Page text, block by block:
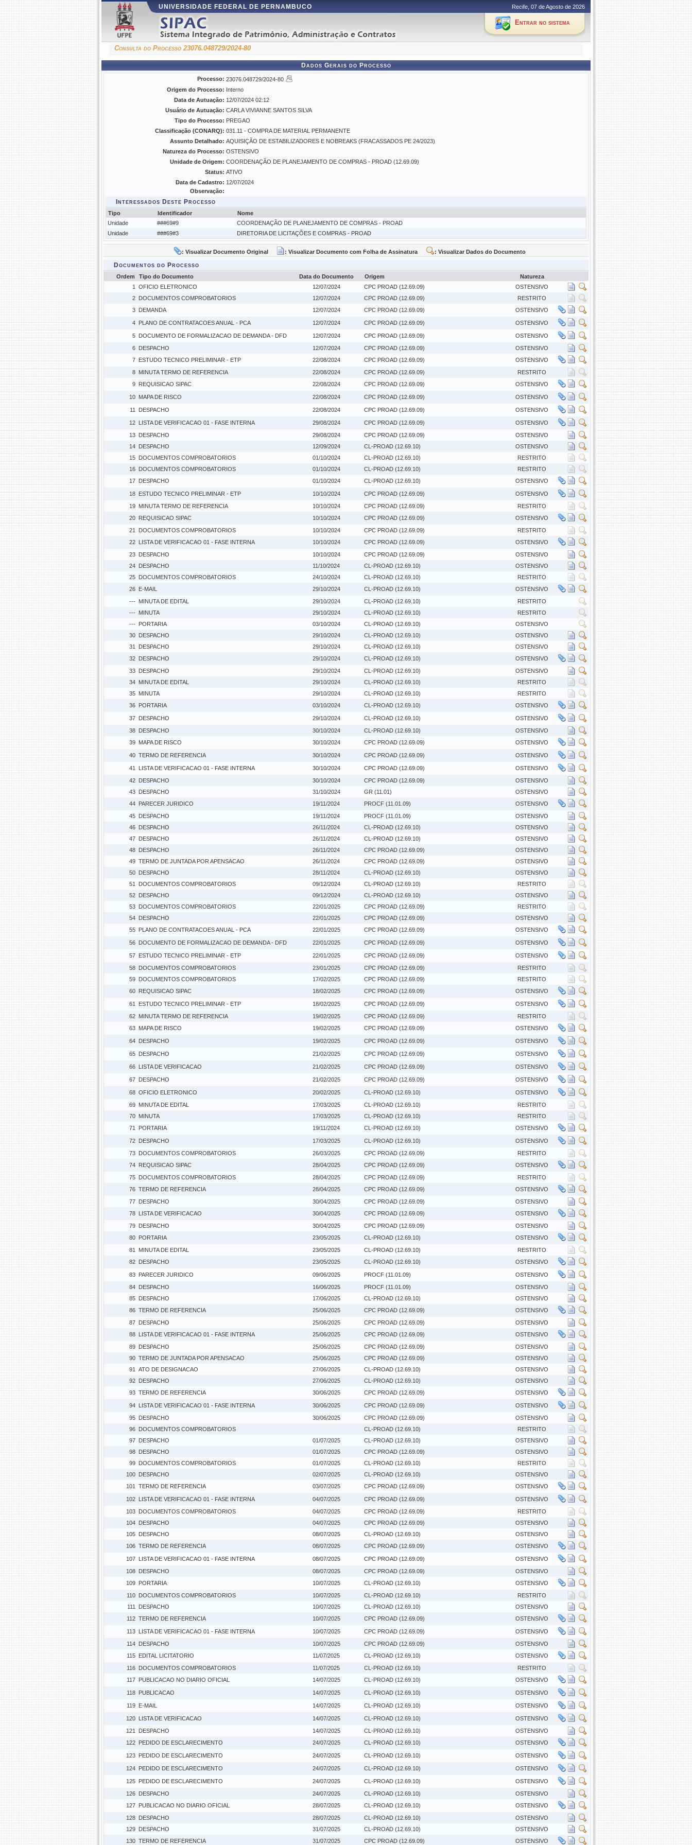
UNIVERSIDADE FEDERAL DE PERNAMBUCO Recife, 07 de Agosto de 2026
Entrar no sistema
Consulta do Processo 23076.048729/2024-80
Dados Gerais do Processo
Processo: 23076.048729/2024-80
Origem do Processo: Interno
Data de Autuação: 12/07/2024 02:12
Usuário de Autuação: CARLA VIVIANNE SANTOS SILVA
Tipo do Processo: PREGAO
Classificação (CONARQ): 031.11 - COMPRA DE MATERIAL PERMANENTE
Assunto Detalhado: AQUISIÇÃO DE ESTABILIZADORES E NOBREAKS (FRACASSADOS PE 24/2023)
Natureza do Processo: OSTENSIVO
Unidade de Origem: COORDENAÇÃO DE PLANEJAMENTO DE COMPRAS - PROAD (12.69.09)
Status: ATIVO
Data de Cadastro: 12/07/2024
Observação:
Interessados Deste Processo
Tipo Identificador
Nome
Unidade
###69#9
COORDENAÇÃO DE PLANEJAMENTO DE COMPRAS - PROAD
Unidade
###69#3 DIRETORIA DE LICITAÇÕES E COMPRAS - PROAD
: Visualizar Documento Original : Visualizar Documento com Folha de Assinatura : Visualizar Dados do Documento
Documentos do Processo
Ordem Tipo do Documento Data do Documento Origem
Natureza
1
OFICIO ELETRONICO 12/07/2024 CPC PROAD (12.69.09)
OSTENSIVO
2 DOCUMENTOS COMPROBATORIOS 12/07/2024 CPC PROAD (12.69.09)
RESTRITO
3 DEMANDA 12/07/2024 CPC PROAD (12.69.09) OSTENSIVO
4 PLANO DE CONTRATACOES ANUAL - PCA 12/07/2024 CPC PROAD (12.69.09) OSTENSIVO
5 DOCUMENTO DE FORMALIZACAO DE DEMANDA - DFD 12/07/2024 CPC PROAD (12.69.09)
OSTENSIVO
6 DESPACHO 12/07/2024 CPC PROAD (12.69.09)
OSTENSIVO
7 ESTUDO TECNICO PRELIMINAR - ETP 22/08/2024 CPC PROAD (12.69.09)
OSTENSIVO
8 MINUTA TERMO DE REFERENCIA 22/08/2024 CPC PROAD (12.69.09)
RESTRITO
9 REQUISICAO SIPAC 22/08/2024 CPC PROAD (12.69.09) OSTENSIVO
10 MAPA DE RISCO 22/08/2024 CPC PROAD (12.69.09) OSTENSIVO
11 DESPACHO 22/08/2024 CPC PROAD (12.69.09) OSTENSIVO
12 LISTA DE VERIFICACAO 01 - FASE INTERNA 29/08/2024 CPC PROAD (12.69.09)
OSTENSIVO
13 DESPACHO 29/08/2024 CPC PROAD (12.69.09)
OSTENSIVO
14 DESPACHO 12/09/2024 CL-PROAD (12.69.10)
OSTENSIVO
15 DOCUMENTOS COMPROBATORIOS 01/10/2024 CL-PROAD (12.69.10)
RESTRITO
16 DOCUMENTOS COMPROBATORIOS 01/10/2024 CL-PROAD (12.69.10)
RESTRITO
17 DESPACHO 01/10/2024 CL-PROAD (12.69.10) OSTENSIVO
18 ESTUDO TECNICO PRELIMINAR - ETP 10/10/2024 CPC PROAD (12.69.09)
OSTENSIVO
19 MINUTA TERMO DE REFERENCIA 10/10/2024 CPC PROAD (12.69.09)
RESTRITO
20 REQUISICAO SIPAC 10/10/2024 CPC PROAD (12.69.09)
OSTENSIVO
21
DOCUMENTOS COMPROBATORIOS 10/10/2024 CPC PROAD (12.69.09)
RESTRITO
22 LISTA DE VERIFICACAO 01 - FASE INTERNA 10/10/2024 CPC PROAD (12.69.09)
OSTENSIVO
23 DESPACHO 10/10/2024 CPC PROAD (12.69.09)
OSTENSIVO
24 DESPACHO 11/10/2024 CL-PROAD (12.69.10)
OSTENSIVO
25 DOCUMENTOS COMPROBATORIOS 24/10/2024 CL-PROAD (12.69.10)
RESTRITO
26 E-MAIL 29/10/2024 CL-PROAD (12.69.10)
OSTENSIVO
--- MINUTA DE EDITAL 29/10/2024 CL-PROAD (12.69.10)
RESTRITO
--- MINUTA 29/10/2024 CL-PROAD (12.69.10)
RESTRITO
--- PORTARIA 03/10/2024 CL-PROAD (12.69.10)
OSTENSIVO
30 DESPACHO 29/10/2024 CL-PROAD (12.69.10)
OSTENSIVO
31
DESPACHO 29/10/2024 CL-PROAD (12.69.10)
OSTENSIVO
32 DESPACHO 29/10/2024 CL-PROAD (12.69.10)
OSTENSIVO
33 DESPACHO 29/10/2024 CL-PROAD (12.69.10)
OSTENSIVO
34 MINUTA DE EDITAL 29/10/2024 CL-PROAD (12.69.10)
RESTRITO
35 MINUTA 29/10/2024 CL-PROAD (12.69.10)
RESTRITO
36 PORTARIA 03/10/2024 CL-PROAD (12.69.10) OSTENSIVO
37 DESPACHO 29/10/2024 CL-PROAD (12.69.10)
OSTENSIVO
38 DESPACHO 30/10/2024 CL-PROAD (12.69.10)
OSTENSIVO
39 MAPA DE RISCO 30/10/2024 CPC PROAD (12.69.09) OSTENSIVO
40 TERMO DE REFERENCIA 30/10/2024 CPC PROAD (12.69.09) OSTENSIVO
41 LISTA DE VERIFICACAO 01 - FASE INTERNA 30/10/2024 CPC PROAD (12.69.09)
OSTENSIVO
42 DESPACHO 30/10/2024 CPC PROAD (12.69.09)
OSTENSIVO
43 DESPACHO 31/10/2024 GR (11.01)
OSTENSIVO
44 PARECER JURIDICO 19/11/2024 PROCF (11.01.09)
OSTENSIVO
45 DESPACHO 19/11/2024 PROCF (11.01.09)
OSTENSIVO
46 DESPACHO 26/11/2024 CL-PROAD (12.69.10)
OSTENSIVO
47 DESPACHO 26/11/2024 CL-PROAD (12.69.10)
OSTENSIVO
48 DESPACHO 26/11/2024 CPC PROAD (12.69.09)
OSTENSIVO
49 TERMO DE JUNTADA POR APENSACAO 26/11/2024 CPC PROAD (12.69.09)
OSTENSIVO
50 DESPACHO 28/11/2024 CL-PROAD (12.69.10)
OSTENSIVO
51
DOCUMENTOS COMPROBATORIOS 09/12/2024 CL-PROAD (12.69.10)
RESTRITO
52 DESPACHO 09/12/2024 CL-PROAD (12.69.10)
OSTENSIVO
53 DOCUMENTOS COMPROBATORIOS 22/01/2025 CPC PROAD (12.69.09)
RESTRITO
54 DESPACHO 22/01/2025 CPC PROAD (12.69.09)
OSTENSIVO
55 PLANO DE CONTRATACOES ANUAL - PCA 22/01/2025 CPC PROAD (12.69.09) OSTENSIVO
56 DOCUMENTO DE FORMALIZACAO DE DEMANDA - DFD 22/01/2025 CPC PROAD (12.69.09) OSTENSIVO
57 ESTUDO TECNICO PRELIMINAR - ETP 22/01/2025 CPC PROAD (12.69.09)
OSTENSIVO
58 DOCUMENTOS COMPROBATORIOS 23/01/2025 CPC PROAD (12.69.09)
RESTRITO
59 DOCUMENTOS COMPROBATORIOS 17/02/2025 CPC PROAD (12.69.09)
RESTRITO
60 REQUISICAO SIPAC 18/02/2025 CPC PROAD (12.69.09) OSTENSIVO
61 ESTUDO TECNICO PRELIMINAR - ETP 18/02/2025 CPC PROAD (12.69.09)
OSTENSIVO
62 MINUTA TERMO DE REFERENCIA 19/02/2025 CPC PROAD (12.69.09)
RESTRITO
63 MAPA DE RISCO 19/02/2025 CPC PROAD (12.69.09) OSTENSIVO
64 DESPACHO 19/02/2025 CPC PROAD (12.69.09) OSTENSIVO
65 DESPACHO 21/02/2025 CPC PROAD (12.69.09) OSTENSIVO
66 LISTA DE VERIFICACAO 21/02/2025 CPC PROAD (12.69.09) OSTENSIVO
67 DESPACHO 21/02/2025 CPC PROAD (12.69.09) OSTENSIVO
68 OFICIO ELETRONICO 20/02/2025 CL-PROAD (12.69.10)
OSTENSIVO
69 MINUTA DE EDITAL 17/03/2025 CL-PROAD (12.69.10)
RESTRITO
70 MINUTA 17/03/2025 CL-PROAD (12.69.10)
RESTRITO
71
PORTARIA 19/11/2024 CL-PROAD (12.69.10) OSTENSIVO
72 DESPACHO 17/03/2025 CL-PROAD (12.69.10)
OSTENSIVO
73 DOCUMENTOS COMPROBATORIOS 26/03/2025 CPC PROAD (12.69.09)
RESTRITO
74 REQUISICAO SIPAC 28/04/2025 CPC PROAD (12.69.09)
OSTENSIVO
75 DOCUMENTOS COMPROBATORIOS 28/04/2025 CPC PROAD (12.69.09)
RESTRITO
76 TERMO DE REFERENCIA 28/04/2025 CPC PROAD (12.69.09)
OSTENSIVO
77 DESPACHO 30/04/2025 CPC PROAD (12.69.09)
OSTENSIVO
78 LISTA DE VERIFICACAO 30/04/2025 CPC PROAD (12.69.09)
OSTENSIVO
79 DESPACHO 30/04/2025 CPC PROAD (12.69.09)
OSTENSIVO
80 PORTARIA 23/05/2025 CL-PROAD (12.69.10)
OSTENSIVO
81
MINUTA DE EDITAL 23/05/2025 CL-PROAD (12.69.10)
RESTRITO
82 DESPACHO 23/05/2025 CL-PROAD (12.69.10) OSTENSIVO
83 PARECER JURIDICO 09/06/2025 PROCF (11.01.09)
OSTENSIVO
84 DESPACHO 16/06/2025 PROCF (11.01.09)
OSTENSIVO
85 DESPACHO 17/06/2025 CL-PROAD (12.69.10)
OSTENSIVO
86 TERMO DE REFERENCIA 25/06/2025 CPC PROAD (12.69.09)
OSTENSIVO
87 DESPACHO 25/06/2025 CPC PROAD (12.69.09)
OSTENSIVO
88 LISTA DE VERIFICACAO 01 - FASE INTERNA 25/06/2025 CPC PROAD (12.69.09)
OSTENSIVO
89 DESPACHO 25/06/2025 CPC PROAD (12.69.09)
OSTENSIVO
90 TERMO DE JUNTADA POR APENSACAO 25/06/2025 CPC PROAD (12.69.09)
OSTENSIVO
91
ATO DE DESIGNACAO 27/06/2025 CL-PROAD (12.69.10)
OSTENSIVO
92 DESPACHO 27/06/2025 CL-PROAD (12.69.10)
OSTENSIVO
93 TERMO DE REFERENCIA 30/06/2025 CPC PROAD (12.69.09) OSTENSIVO
94 LISTA DE VERIFICACAO 01 - FASE INTERNA 30/06/2025 CPC PROAD (12.69.09)
OSTENSIVO
95 DESPACHO 30/06/2025 CPC PROAD (12.69.09)
OSTENSIVO
96 DOCUMENTOS COMPROBATORIOS CL-PROAD (12.69.10)
RESTRITO
97 DESPACHO 01/07/2025 CL-PROAD (12.69.10)
OSTENSIVO
98 DESPACHO 01/07/2025 CPC PROAD (12.69.09)
OSTENSIVO
99 DOCUMENTOS COMPROBATORIOS 01/07/2025 CL-PROAD (12.69.10)
RESTRITO
100 DESPACHO 02/07/2025 CL-PROAD (12.69.10)
OSTENSIVO
101
TERMO DE REFERENCIA 03/07/2025 CPC PROAD (12.69.09) OSTENSIVO
102 LISTA DE VERIFICACAO 01 - FASE INTERNA 04/07/2025 CPC PROAD (12.69.09)
OSTENSIVO
103 DOCUMENTOS COMPROBATORIOS 04/07/2025 CPC PROAD (12.69.09)
RESTRITO
104 DESPACHO 04/07/2025 CPC PROAD (12.69.09)
OSTENSIVO
105 DESPACHO 08/07/2025 CL-PROAD (12.69.10)
OSTENSIVO
106 TERMO DE REFERENCIA 08/07/2025 CPC PROAD (12.69.09) OSTENSIVO
107 LISTA DE VERIFICACAO 01 - FASE INTERNA 08/07/2025 CPC PROAD (12.69.09)
OSTENSIVO
108 DESPACHO 08/07/2025 CPC PROAD (12.69.09)
OSTENSIVO
109 PORTARIA 10/07/2025 CL-PROAD (12.69.10)
OSTENSIVO
110 DOCUMENTOS COMPROBATORIOS 10/07/2025 CL-PROAD (12.69.10)
RESTRITO
111
DESPACHO 10/07/2025 CL-PROAD (12.69.10)
OSTENSIVO
112 TERMO DE REFERENCIA 10/07/2025 CPC PROAD (12.69.09) OSTENSIVO
113 LISTA DE VERIFICACAO 01 - FASE INTERNA 10/07/2025 CPC PROAD (12.69.09)
OSTENSIVO
114 DESPACHO 10/07/2025 CPC PROAD (12.69.09)
OSTENSIVO
115 EDITAL LICITATORIO 11/07/2025 CL-PROAD (12.69.10)
OSTENSIVO
116 DOCUMENTOS COMPROBATORIOS 11/07/2025 CL-PROAD (12.69.10)
RESTRITO
117 PUBLICACAO NO DIARIO OFICIAL 14/07/2025 CL-PROAD (12.69.10) OSTENSIVO
118 PUBLICACAO 14/07/2025 CL-PROAD (12.69.10) OSTENSIVO
119 E-MAIL 14/07/2025 CL-PROAD (12.69.10) OSTENSIVO
120 LISTA DE VERIFICACAO 14/07/2025 CL-PROAD (12.69.10)
OSTENSIVO
121
DESPACHO 14/07/2025 CL-PROAD (12.69.10)
OSTENSIVO
122 PEDIDO DE ESCLARECIMENTO 24/07/2025 CL-PROAD (12.69.10) OSTENSIVO
123 PEDIDO DE ESCLARECIMENTO 24/07/2025 CL-PROAD (12.69.10) OSTENSIVO
124 PEDIDO DE ESCLARECIMENTO 24/07/2025 CL-PROAD (12.69.10) OSTENSIVO
125 PEDIDO DE ESCLARECIMENTO 24/07/2025 CL-PROAD (12.69.10)
OSTENSIVO
126 DESPACHO 24/07/2025 CL-PROAD (12.69.10)
OSTENSIVO
127 PUBLICACAO NO DIARIO OFICIAL 28/07/2025 CL-PROAD (12.69.10)
OSTENSIVO
128 DESPACHO 28/07/2025 CL-PROAD (12.69.10)
OSTENSIVO
129 DESPACHO 31/07/2025 CL-PROAD (12.69.10)
OSTENSIVO
130 TERMO DE REFERENCIA 31/07/2025 CPC PROAD (12.69.09) OSTENSIVO